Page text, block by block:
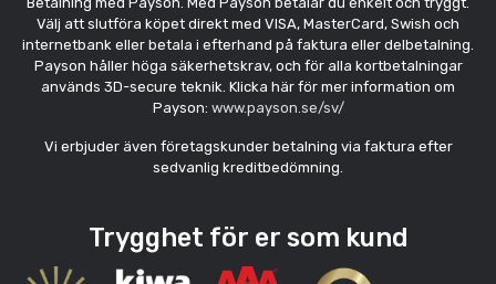
Välj att slutföra köpet direkt med VISA, MasterCard, Swish och
internetbank eller betala i efterhand på faktura eller delbetalning.
Payson håller höga säkerhetskrav, och för alla kortbetalningar
används 3D-secure teknik. Klicka här för mer information om
Payson: www.payson.se/sv/
Vi erbjuder även företagskunder betalning via faktura efter
sedvanlig kreditbedömning.
Trygghet för er som kund